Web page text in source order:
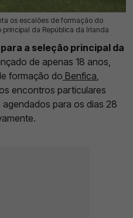
os escalões de formação do
da República da Irlanda
a seleção principal da
de apenas 18 anos,
formação do Benfica,
encontros particulares
para os dias 28